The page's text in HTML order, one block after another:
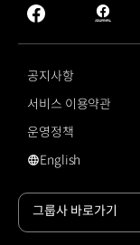
facebook
hmg
공지사항
서비스 이용약관
운영정책
영문 사이트로 이동
English
그룹사 바로가기